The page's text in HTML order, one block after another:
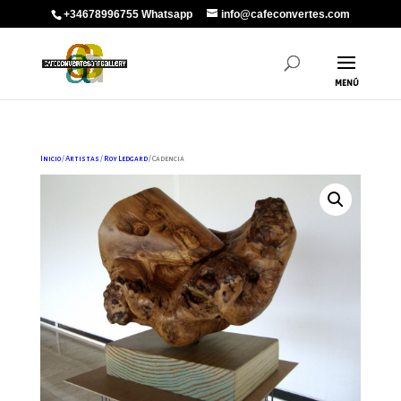
+34678996755 Whatsapp info@cafeconvertes.com
Inicio/Artistas / Roy Ledgard/ Cadencia